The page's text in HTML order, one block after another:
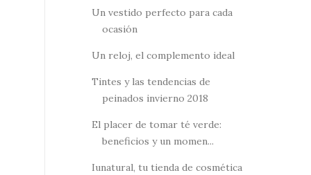
Un vestido perfecto para cada
ocasión
Un reloj, el complemento ideal
Tintes y las tendencias de
peinados invierno 2018
El placer de tomar té verde:
beneficios y un momen...
Iunatural, tu tienda de cosmética